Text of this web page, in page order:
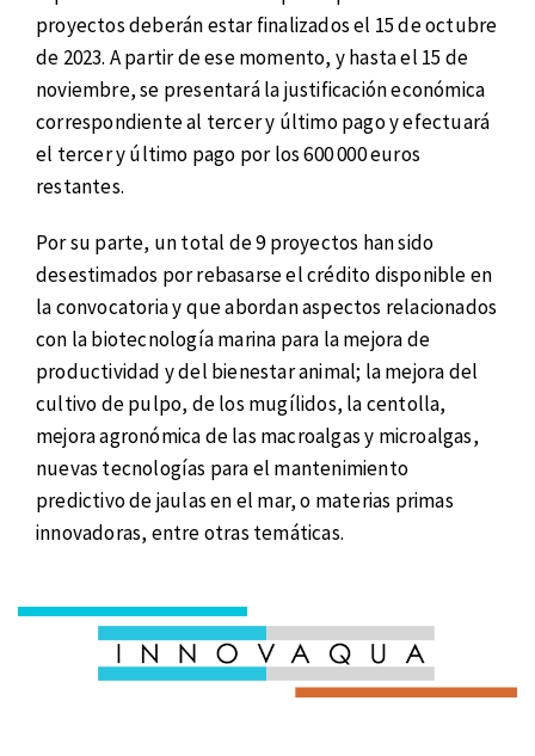
proyectos deberán estar finalizados el 15 de octubre
de 2023. A partir de ese momento, y hasta el 15 de
noviembre, se presentará la justificación económica
correspondiente al tercer y último pago y efectuará
el tercer y último pago por los 600 000 euros
restantes.
Por su parte, un total de 9 proyectos han sido
desestimados por rebasarse el crédito disponible en
la convocatoria y que abordan aspectos relacionados
con la biotecnología marina para la mejora de
productividad y del bienestar animal; la mejora del
cultivo de pulpo, de los mugílidos, la centolla,
mejora agronómica de las macroalgas y microalgas,
nuevas tecnologías para el mantenimiento
predictivo de jaulas en el mar, o materias primas
innovadoras, entre otras temáticas.